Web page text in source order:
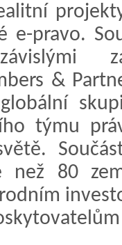
e-pravo.
&
týmu
než 80